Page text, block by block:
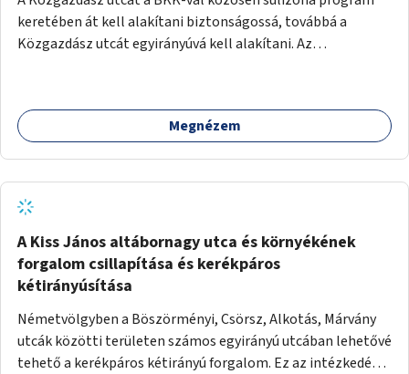
keretében át kell alakítani biztonságossá, továbbá a
Közgazdász utcát egyirányúvá kell alakítani. Az
kialakításával. A kettő között a Művelődés utca pedig
rendkívül balesetveszélyes és védett útszakasszá kell
program és forgalomszabályozás (aktív/passzív) -
Közgazdász utca - Művelődés utca - Park utca tengelyen.
Megnézem
A Kiss János altábornagy utca és környékének
forgalom csillapítása és kerékpáros
kétirányúsítása
Németvölgyben a Böszörményi, Csörsz, Alkotás, Márvány
utcák közötti területen számos egyirányú utcában lehetővé
tehető a kerékpáros kétirányú forgalom. Ez az intézkedés